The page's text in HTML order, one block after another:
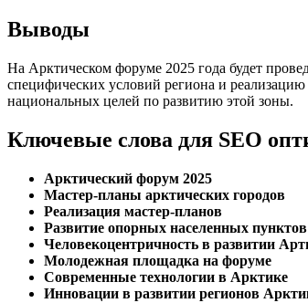
Выводы
На Арктическом форуме 2025 года будет
специфических условий региона и
национальных целей по развитию этой зоны.
Ключевые слова для SEO
Арктический форум 2025
Мастер-планы арктических городов
Реализация мастер-планов
Развитие опорных населенных пунктов
Человекоцентричность в развитии
Молодежная площадка на форуме
Современные технологии в Арктике
Инновации в развитии регионов